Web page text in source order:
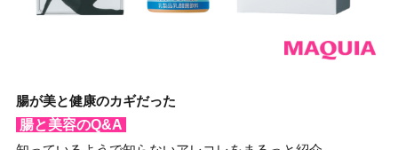
腸が美と健康のカギだった
腸と美容のQ&A